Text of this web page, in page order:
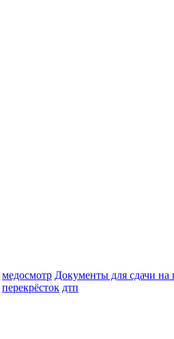
медосмотр Документы для сдачи на
перекрёсток дтп